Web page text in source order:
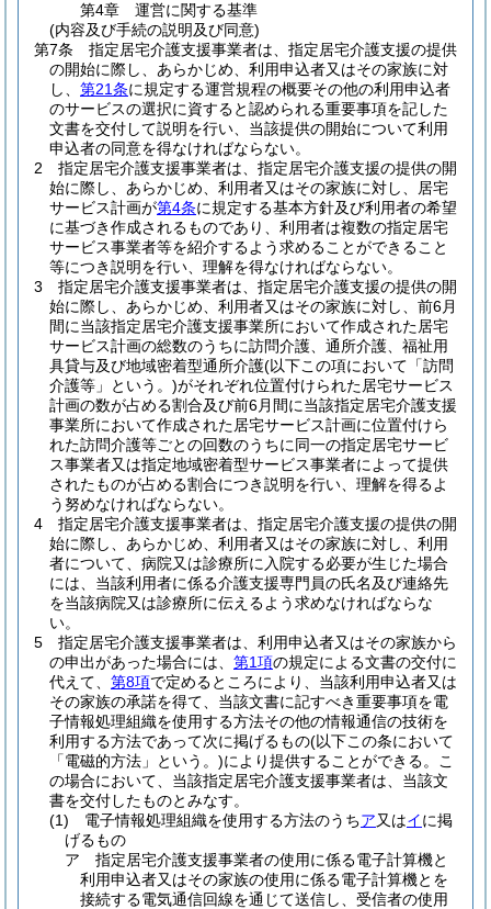
第4章
運営に関する基準
(内容及び手続の説明及び同意)
第7条
指定居宅介護支援事業者は、指定居宅介護支援の提供
の開始に際し、あらかじめ、利用申込者又はその家族に対
し、 第21条に規定する運営規程の概要その他の利用申込者
のサービスの選択に資すると認められる重要事項を記した
文書を交付して説明を行い、当該提供の開始について利用
申込者の同意を得なければならない。
2
指定居宅介護支援事業者は、指定居宅介護支援の提供の開
始に際し、あらかじめ、利用者又はその家族に対し、居宅
サービス計画が第4条に規定する基本方針及び利用者の希望
に基づき作成されるものであり、利用者は複数の指定居宅
サービス事業者等を紹介するよう求めることができること
等につき説明を行い、理解を得なければならない。
3
指定居宅介護支援事業者は、指定居宅介護支援の提供の開
始に際し、あらかじめ、利用者又はその家族に対し、前6月
間に当該指定居宅介護支援事業所において作成された居宅
サービス計画の総数のうちに訪問介護、通所介護、福祉用
具貸与及び地域密着型通所介護(以下この項において「訪問
介護等」という。)がそれぞれ位置付けられた居宅サービス
計画の数が占める割合及び前6月間に当該指定居宅介護支援
事業所において作成された居宅サービス計画に位置付けら
れた訪問介護等ごとの回数のうちに同一の指定居宅サービ
ス事業者又は指定地域密着型サービス事業者によって提供
されたものが占める割合につき説明を行い、理解を得るよ
う努めなければならない。
4
指定居宅介護支援事業者は、指定居宅介護支援の提供の開
始に際し、あらかじめ、利用者又はその家族に対し、利用
者について、病院又は診療所に入院する必要が生じた場合
には、当該利用者に係る介護支援専門員の氏名及び連絡先
を当該病院又は診療所に伝えるよう求めなければならな
い。
5
指定居宅介護支援事業者は、利用申込者又はその家族から
の申出があった場合には、 第1項の規定による文書の交付に
代えて、 第8項で定めるところにより、当該利用申込者又は
その家族の承諾を得て、当該文書に記すべき重要事項を電
子情報処理組織を使用する方法その他の情報通信の技術を
利用する方法であって次に掲げるもの(以下この条において
「電磁的方法」という。)により提供することができる。
こ
の場合において、当該指定居宅介護支援事業者は、当該文
書を交付したものとみなす。
(1)
電子情報処理組織を使用する方法のうちア又はイに掲
げるもの
ア
指定居宅介護支援事業者の使用に係る電子計算機と
利用申込者又はその家族の使用に係る電子計算機とを
接続する電気通信回線を通じて送信し、受信者の使用